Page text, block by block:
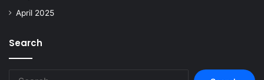
April 2025
Search